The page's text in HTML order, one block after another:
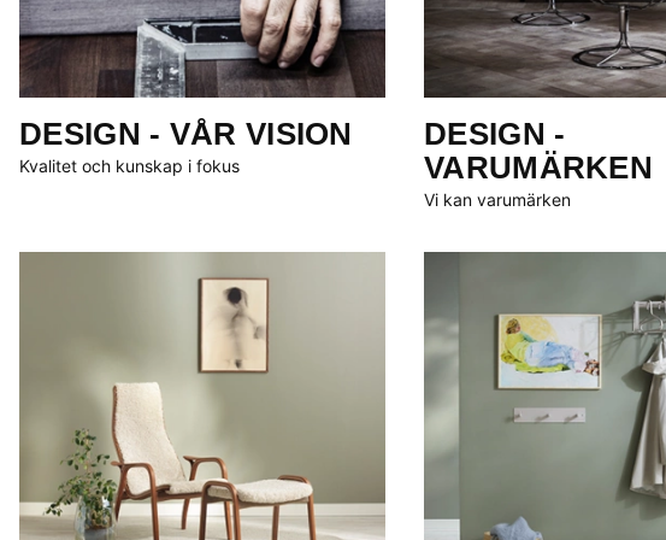
DESIGN - VÅR VISION
Kvalitet och kunskap i fokus
DESIGN -
VARUMÄRKEN
Vi kan varumärken